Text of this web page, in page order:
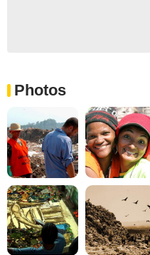
Photos